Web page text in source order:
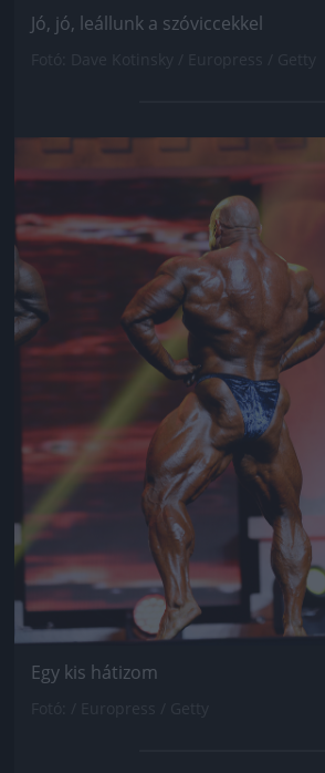
Jó, jó, leállunk a szóviccekkel
Jön még kép!
Egy kis hátizom